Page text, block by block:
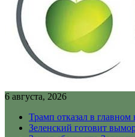
6 августа, 2026
Трамп отказал в главном
Зеленский готовит